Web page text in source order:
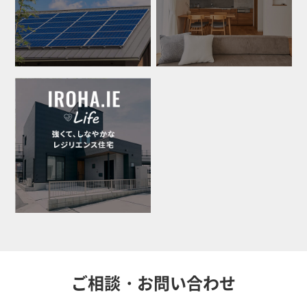
ご相談・お問い合わせ